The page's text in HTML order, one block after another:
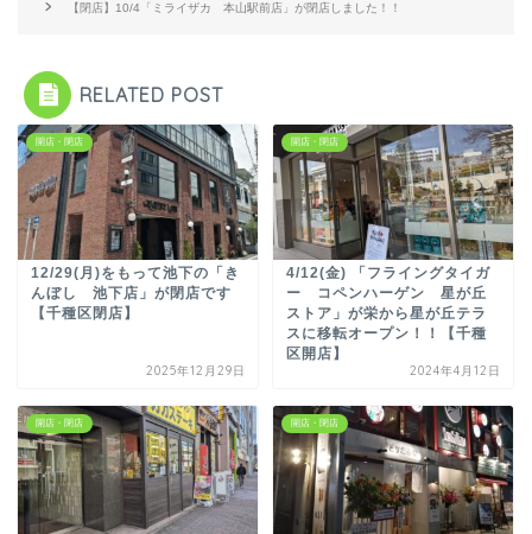
【閉店】10/4「ミライザカ 本山駅前店」が閉店しました！！
RELATED POST
開店・閉店
12/29(月)をもって池下の「き
んぼし 池下店」が閉店です
【千種区閉店】
2025年12月29日
開店・閉店
4/12(金) 「フライングタイガ
ー コペンハーゲン 星が丘
ストア」が栄から星が丘テラ
スに移転オープン！！【千種
区開店】
2024年4月12日
開店・閉店 開店・閉店